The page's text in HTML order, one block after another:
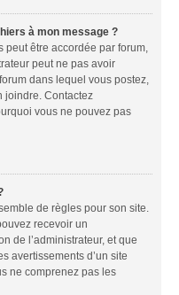
à mon message ?
peut être accordée par forum,
peut ne pas avoir
dans lequel vous postez,
joindre. Contactez
vous ne pouvez pas
de règles pour son site.
recevoir un
de l’administrateur, et que
avertissements d’un site
ne comprenez pas les